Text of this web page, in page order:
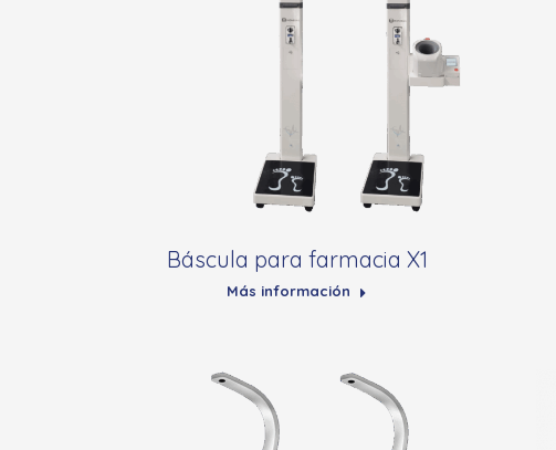
Báscula para farmacia X1
Más información